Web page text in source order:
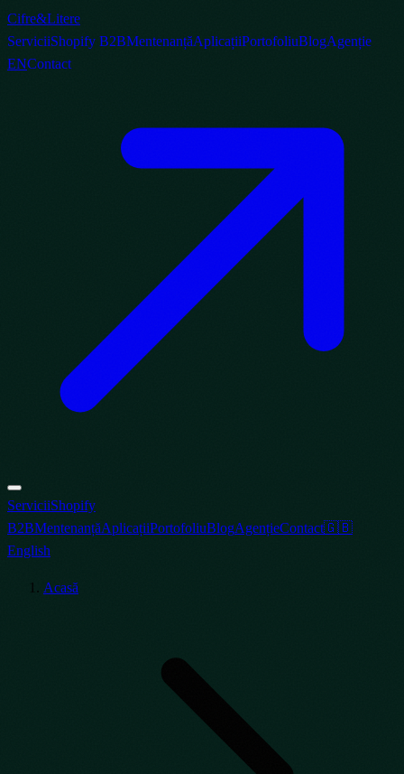
Cifre&Litere
ServiciiShopify B2BMentenanțăAplicațiiPortofoliuBlogAgenție
ENContact
ServiciiShopify
B2BMentenanțăAplicațiiPortofoliuBlogAgențieContact🇬🇧
English
Acasă